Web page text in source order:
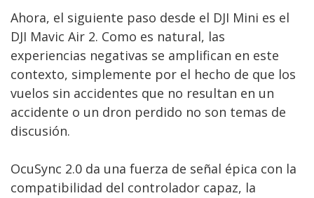
Ahora, el siguiente paso desde el DJI Mini es el
DJI Mavic Air 2. Como es natural, las
experiencias negativas se amplifican en este
contexto, simplemente por el hecho de que los
vuelos sin accidentes que no resultan en un
accidente o un dron perdido no son temas de
discusión.
OcuSync 2.0 da una fuerza de señal épica con la
compatibilidad del controlador capaz, la